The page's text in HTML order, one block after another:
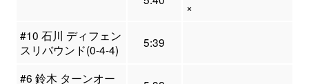
×
#10 石川 ディフェン
スリバウンド(0-4-4)
5:39
#6 鈴木 ターンオー